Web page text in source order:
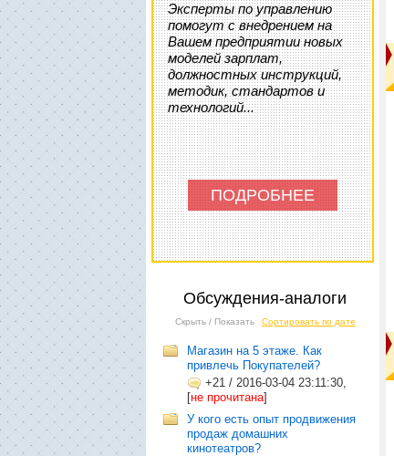
Эксперты по управлению
помогут с внедрением на
Вашем предприятии новых
моделей зарплат,
должностных инструкций,
методик, стандартов и
технологий...
ПОДРОБНЕЕ
Обсуждения-аналоги
Скрыть / Показать Сортировать по дате
Магазин на 5 этаже. Как
привлечь Покупателей?
+21 / 2016-03-04 23:11:30,
[не прочитана]
У кого есть опыт продвижения
продаж домашних
кинотеатров?